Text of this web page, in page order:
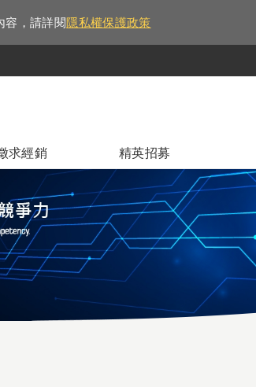
容，請詳閱隱私權保護政策
求經銷 精英招募